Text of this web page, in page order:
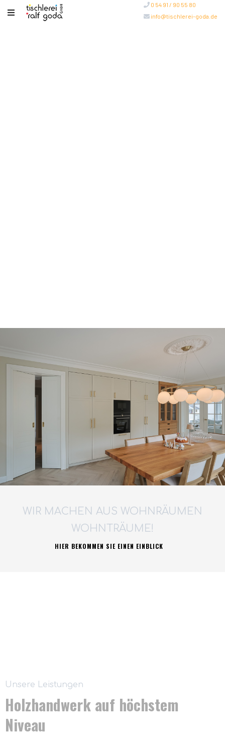
0 54 91 / 90 55 80
info@tischlerei-goda.de
WIR MACHEN AUS WOHNRÄUMEN
WOHNTRÄUME!
HIER BEKOMMEN SIE EINEN EINBLICK
Unsere Leistungen
Holzhandwerk auf höchstem
Niveau